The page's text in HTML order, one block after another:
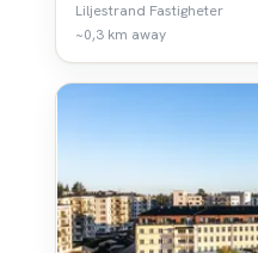
Liljestrand Fastigheter
~0,3 km away